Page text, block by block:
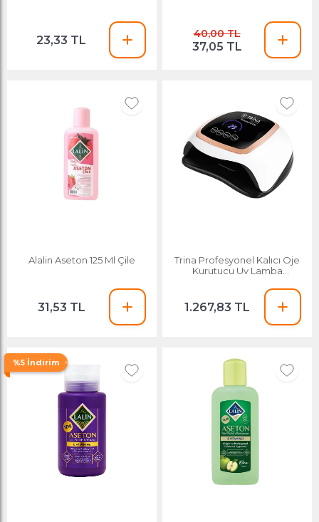
23,33 TL 40,00 TL
37,05 TL
Alalin Aseton 125 Ml Çile
31,53 TL
Trina Profesyonel Kalıcı Oje
Kurutucu Uv Lamba
1.267,83 TL
%5 İndirim